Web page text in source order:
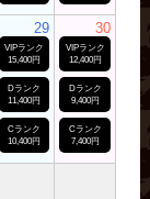
29
VIPランク
15,400円
Dランク
11,400円
Cランク
10,400円
30
VIPランク
12,400円
Dランク
9,400円
Cランク
7,400円